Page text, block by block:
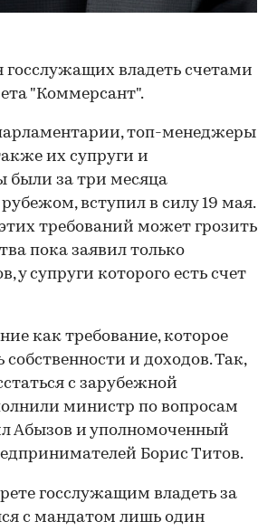
госслужащих владеть счетами
"Коммерсант".
топ-менеджеры
их супруги и
были за три месяца
вступил в силу 19 мая.
требований может грозить
пока заявил только
у супруги которого есть счет
как требование, которое
и доходов. Так,
с зарубежной
министр по вопросам
Абызов и уполномоченный
Борис Титов.
госслужащим владеть за
с мандатом лишь один